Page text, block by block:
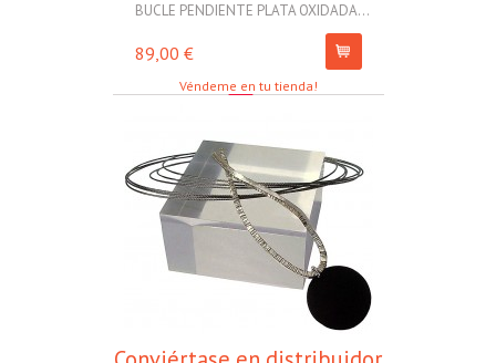
BUCLE PENDIENTE PLATA OXIDADA...
89,00 €
Véndeme en tu tienda!